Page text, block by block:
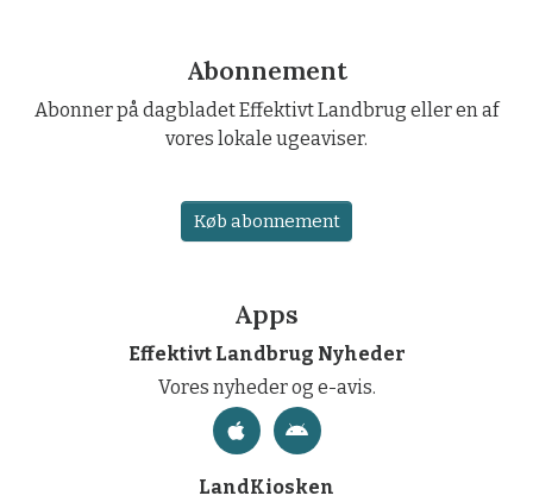
Abonnement
Abonner på dagbladet Effektivt Landbrug eller en af
vores lokale ugeaviser.
Køb abonnement
Apps
Effektivt Landbrug Nyheder
Vores nyheder og e-avis.
LandKiosken